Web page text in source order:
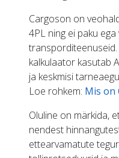
Cargoson on
4PL ning ei paku
kalkulaator kasutab
ja keskmisi
Loe rohkem: Mis on
Oluline on märkida,
nendest
ettearvamatute